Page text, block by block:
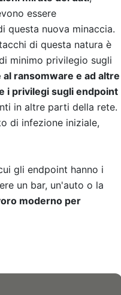
essere
questa nuova minaccia.
di questa natura è
minimo privilegio sugli
al ransomware e ad altre
i privilegi sugli endpoint
in altre parti della rete.
di infezione iniziale,
gli endpoint hanno i
un bar, un'auto o la
moderno per